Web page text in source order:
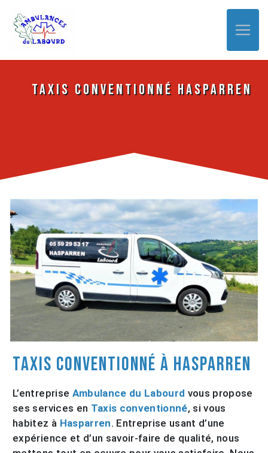
Taxis conventionné Hasparren
Taxis conventionné à Hasparren
L’entreprise Ambulance du Labourd vous propose
ses services en Taxis conventionné, si vous
habitez à Hasparren. Entreprise usant d’une
expérience et d’un savoir-faire de qualité, nous